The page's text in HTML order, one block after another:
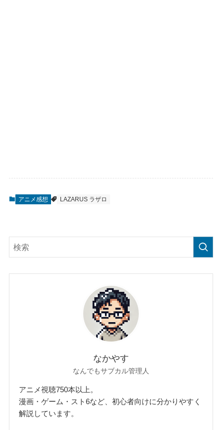
アニメ感想 LAZARUS ラザロ
なかやす
なんでもサブカル管理人
アニメ視聴750本以上。
漫画・ゲーム・スト6など、初心者向けに分かりやすく
解説しています。